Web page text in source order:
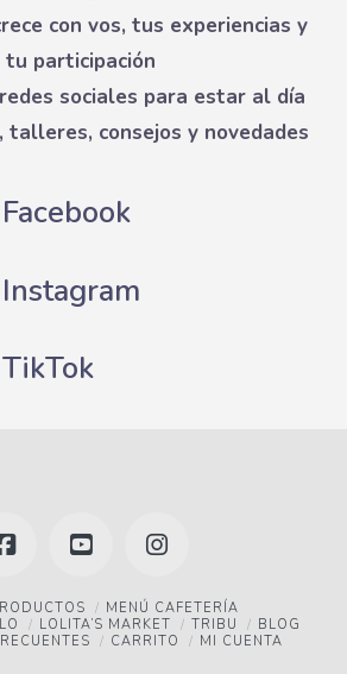
con vos, tus experiencias y
tu participación
sociales para estar al día
talleres, consejos y novedades
Facebook
Instagram
TikTok
FacebookYouTubeInstagram
MENÚ CAFETERÍA
LOLITA’S MARKET TRIBU
BLOG
CARRITO MI CUENTA